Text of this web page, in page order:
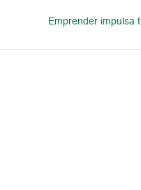
Emprender impulsa